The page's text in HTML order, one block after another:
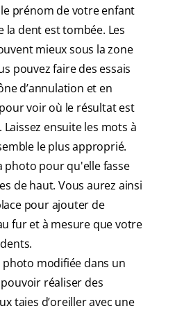
prénom de votre enfant
la dent est tombée. Les
mieux sous la zone
pouvez faire des essais
d’annulation et en
voir où le résultat est
ensuite les mots à
le plus approprié.
photo pour qu'elle fasse
de haut. Vous aurez ainsi
pour ajouter de
fur et à mesure que votre
photo modifiée dans un
réaliser des
taies d’oreiller avec une